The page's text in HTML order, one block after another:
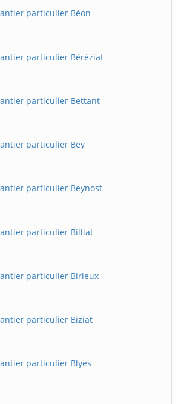
particulier Béon
particulier Béréziat
particulier Bettant
particulier Bey
particulier Beynost
particulier Billiat
particulier Birieux
particulier Biziat
particulier Blyes